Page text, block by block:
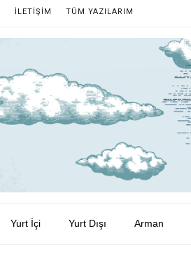
İLETİŞİM TÜM YAZILARIM
Yurt İçi Yurt Dışı Arman